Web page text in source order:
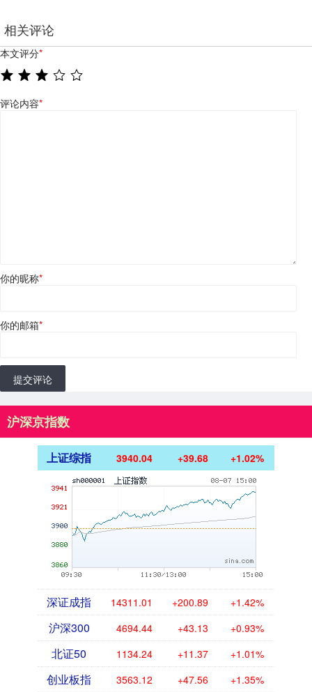
相关评论
本文评分*
评论内容*
你的昵称*
你的邮箱*
提交评论
沪深京指数
上证综指 3940.04 +39.68 +1.02%
深证成指 14311.01 +200.89 +1.42%
沪深300 4694.44 +43.13 +0.93%
北证50 1134.24 +11.37 +1.01%
创业板指 3563.12 +47.56 +1.35%